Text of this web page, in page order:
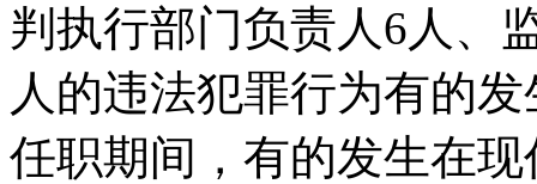
判执行部门负责人6人、
人的违法犯罪行为有的
任职期间，有的发生在